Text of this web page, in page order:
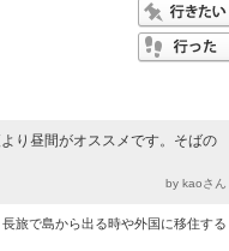
り昼間がオススメです。そばの
by kaoさん
旅で島から出る時や外国に移住する